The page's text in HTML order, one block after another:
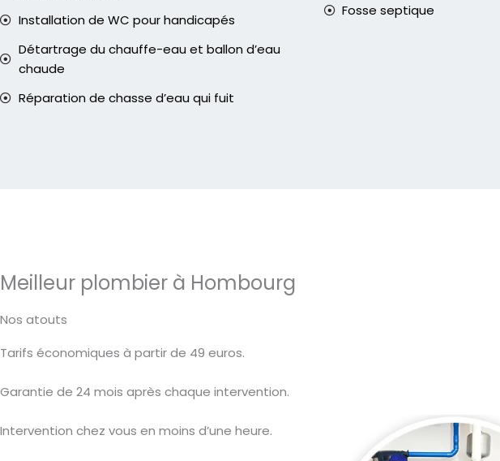
Installation de WC pour handicapés
Détartrage du chauffe-eau et ballon d’eau
chaude
Réparation de chasse d’eau qui fuit
Fosse septique
Meilleur plombier à Hombourg
Nos atouts
Tarifs économiques à partir de 49 euros.
Garantie de 24 mois après chaque intervention.
Intervention chez vous en moins d’une heure.